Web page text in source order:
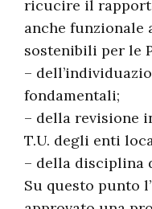
ricucire il
anche funzionale
sostenibili per le
–
fondamentali;
– della revisione
T.U. degli enti
– della disciplina
Su questo punto